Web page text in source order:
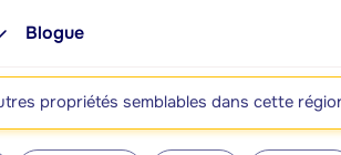
Blogue
propriétés semblables dans cette